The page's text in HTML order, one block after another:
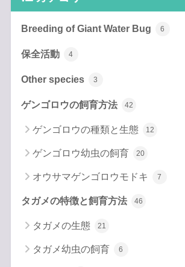
Breeding of Giant Water Bug 6
保全活動 4
Other species 3
ゲンゴロウの飼育方法 42
ゲンゴロウの種類と生態 12
ゲンゴロウ幼虫の飼育 20
オウサマゲンゴロウモドキ 7
タガメの特徴と飼育方法 46
タガメの生態 21
タガメ幼虫の飼育 6